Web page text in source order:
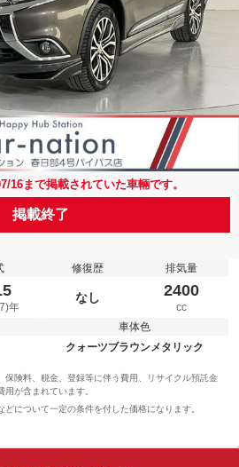
16まで掲載されていた車輛です。
掲載終了
年
修復歴
なし
排気量
2400
cc
車体色
クォーツブラウンメタリック
保険料、税金、登録等に伴う費用、リサイクル預託金
が含まれています。
について一定の条件を付した価格になります。